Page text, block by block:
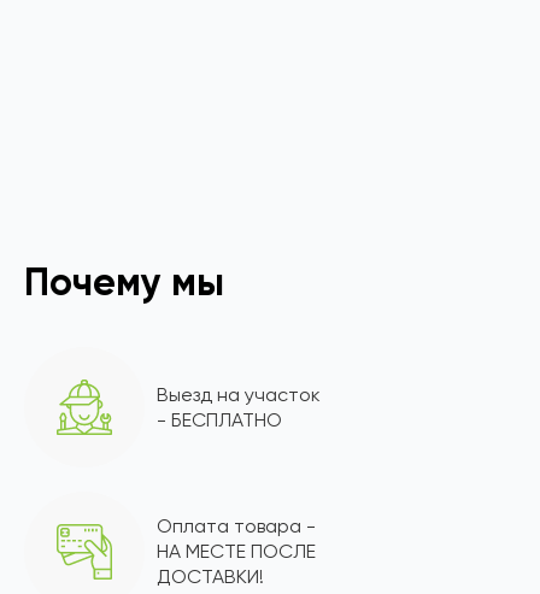
Почему мы
Выезд на участок
- БЕСПЛАТНО
Оплата товара -
НА МЕСТЕ ПОСЛЕ
ДОСТАВКИ!